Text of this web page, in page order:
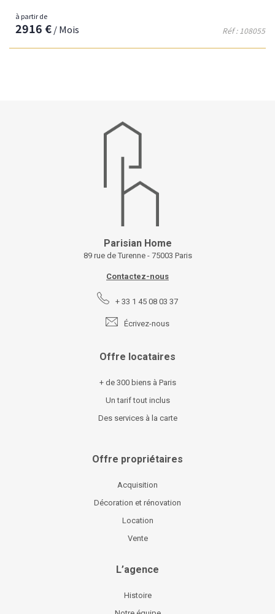
Réf : 108055
à partir de
2916 €/ Mois
Parisian Home
89 rue de Turenne - 75003 Paris
Contactez-nous
+ 33 1 45 08 03 37
Écrivez-nous
Offre locataires
+ de 300 biens à Paris
Un tarif tout inclus
Des services à la carte
Offre propriétaires
Acquisition
Décoration et rénovation
Location
Vente
L’agence
Histoire